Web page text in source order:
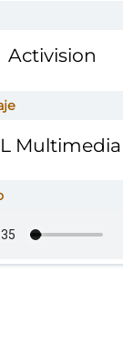
Activision
Multimedia